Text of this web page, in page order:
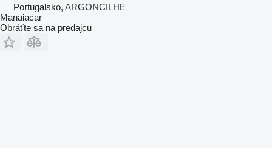
Portugalsko, ARGONCILHE
Manaiacar
Obráťte sa na predajcu